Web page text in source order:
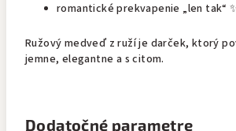
romantické prekvapenie „len tak“
Ružový medveď z ruží je darček, ktorý
jemne, elegantne a s citom.
Dodatočné parametre